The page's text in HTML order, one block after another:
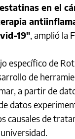
en el
19″, amplió la
específico de
de
a partir de
datos
causales de